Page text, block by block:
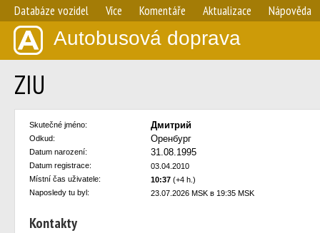
Databáze vozidel Více Komentáře Aktualizace Nápověda
Autobusová doprava
ZIU
Skutečné jméno: Дмитрий
Odkud: Оренбург
Datum narození: 31.08.1995
Datum registrace:
03.04.2010
Místní čas uživatele:
10:37 (+4 h.)
Naposledy tu byl:
23.07.2026 MSK в 19:35 MSK
Kontakty